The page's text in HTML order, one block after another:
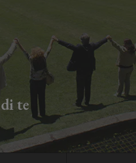
te